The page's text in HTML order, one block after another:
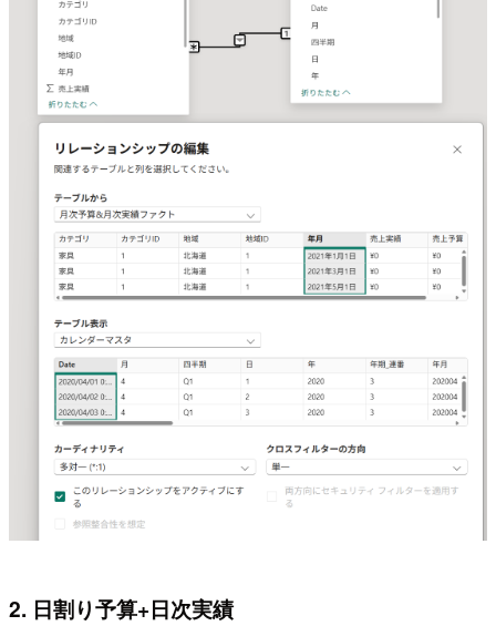
2. 日割り予算+日次実績